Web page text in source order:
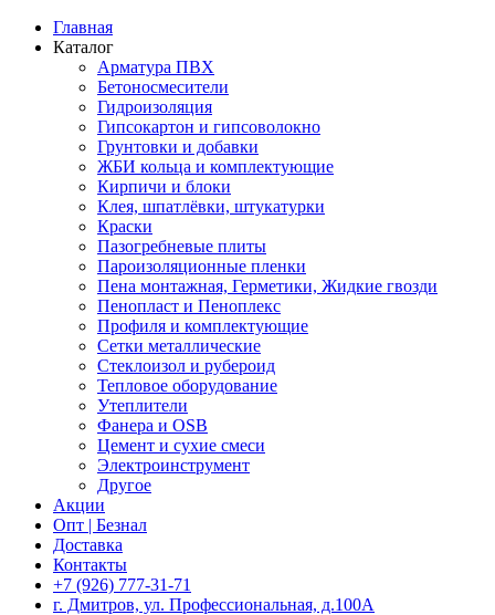
Главная
Каталог
Арматура ПВХ
Бетоносмесители
Гидроизоляция
Гипсокартон и гипсоволокно
Грунтовки и добавки
ЖБИ кольца и комплектующие
Кирпичи и блоки
Клея, шпатлёвки, штукатурки
Краски
Пазогребневые плиты
Пароизоляционные пленки
Пена монтажная, Герметики, Жидкие гвозди
Пенопласт и Пеноплекс
Профиля и комплектующие
Сетки металлические
Стеклоизол и рубероид
Тепловое оборудование
Утеплители
Фанера и OSB
Цемент и сухие смеси
Электроинструмент
Другое
Акции
Опт | Безнал
Доставка
Контакты
+7 (926) 777-31-71
г. Дмитров, ул. Профессиональная, д.100А